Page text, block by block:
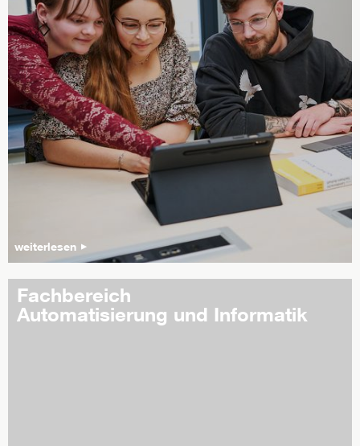
weiterlesen
Fachbereich
Automatisierung und Informatik